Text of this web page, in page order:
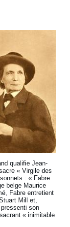
qualifie Jean-
« Virgile des
: « Fabre
belge Maurice
Fabre entretient
Mill et,
son
« inimitable